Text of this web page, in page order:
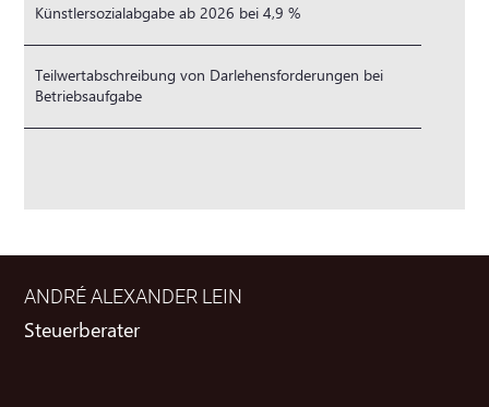
Künstlersozialabgabe ab 2026 bei 4,9 %
Teilwertabschreibung von Darlehensforderungen bei
Betriebsaufgabe
ANDRÉ ALEXANDER LEIN
Steuerberater